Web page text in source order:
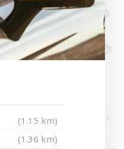
(1.15 km)
(1.36 km)